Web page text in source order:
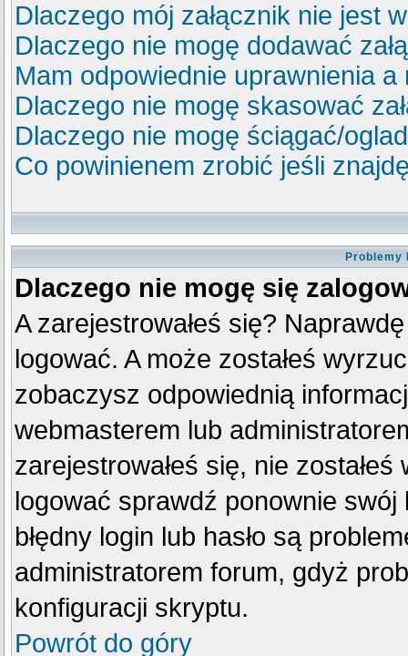
Dlaczego mój załącznik nie jest
Dlaczego nie mogę dodawać
Mam odpowiednie uprawnienia
Dlaczego nie mogę skasować
Dlaczego nie mogę ściągać/
Co powinienem zrobić jeśli
Problemy
Dlaczego nie mogę się
A zarejestrowałeś się?
logować. A może zostałeś
zobaczysz odpowiednią
webmasterem lub
zarejestrowałeś się, nie
logować sprawdź ponownie swój
błędny login lub hasło są
administratorem forum, gdyż
konfiguracji skryptu.
Powrót do góry